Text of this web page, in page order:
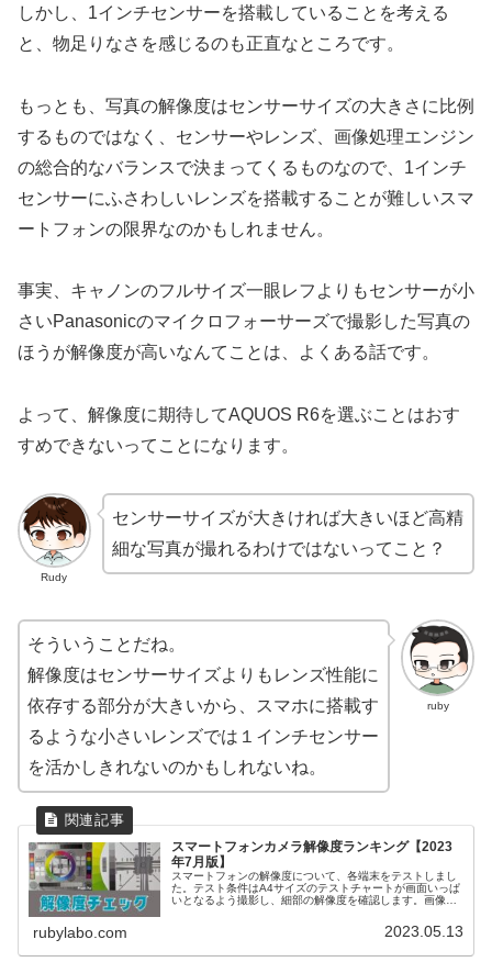
しかし、1インチセンサーを搭載していることを考える
と、物足りなさを感じるのも正直なところです。
もっとも、写真の解像度はセンサーサイズの大きさに比例
するものではなく、センサーやレンズ、画像処理エンジン
の総合的なバランスで決まってくるものなので、1インチ
センサーにふさわしいレンズを搭載することが難しいスマ
ートフォンの限界なのかもしれません。
事実、キャノンのフルサイズ一眼レフよりもセンサーが小
さいPanasonicのマイクロフォーサーズで撮影した写真の
ほうが解像度が高いなんてことは、よくある話です。
よって、解像度に期待してAQUOS R6を選ぶことはおす
すめできないってことになります。
Rudy
センサーサイズが大きければ大きいほど高精
細な写真が撮れるわけではないってこと？
ruby
そういうことだね。
解像度はセンサーサイズよりもレンズ性能に
依存する部分が大きいから、スマホに搭載す
るような小さいレンズでは１インチセンサー
を活かしきれないのかもしれないね。
スマートフォンカメラ解像度ランキング【2023
年7月版】
スマートフォンの解像度について、各端末をテストしまし
た。テスト条件はA4サイズのテストチャートが画面いっぱ
いとなるよう撮影し、細部の解像度を確認します。画像は
rubylabo.com 2023.05.13